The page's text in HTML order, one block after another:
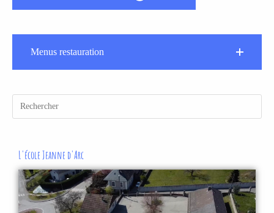
Menus restauration
L'école Jeanne d'Arc